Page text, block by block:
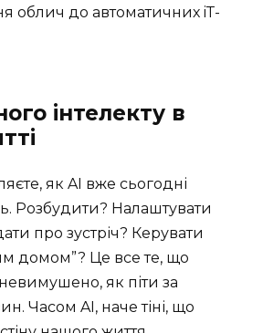
облич до автоматичних iТ-
інтелекту в
як AI вже сьогодні
Розбудити? Налаштувати
про зустріч? Керувати
домом”? Це все те, що
як піти за
Часом AI, наче тіні, що